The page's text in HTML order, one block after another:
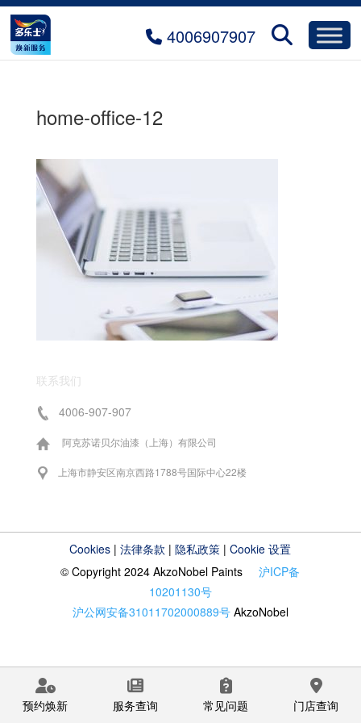
4006907907
home-office-12
联系我们
4006-907-907
阿克苏诺贝尔油漆（上海）有限公司
上海市静安区南京西路1788号国际中心22楼
Cookies |法律条款 |隐私政策 |Cookie 设置
© Copyright 2024 AkzoNobel Paints沪ICP备
10201130号
沪公网安备31011702000889号 AkzoNobel
预约焕新 服务查询 常见问题 门店查询